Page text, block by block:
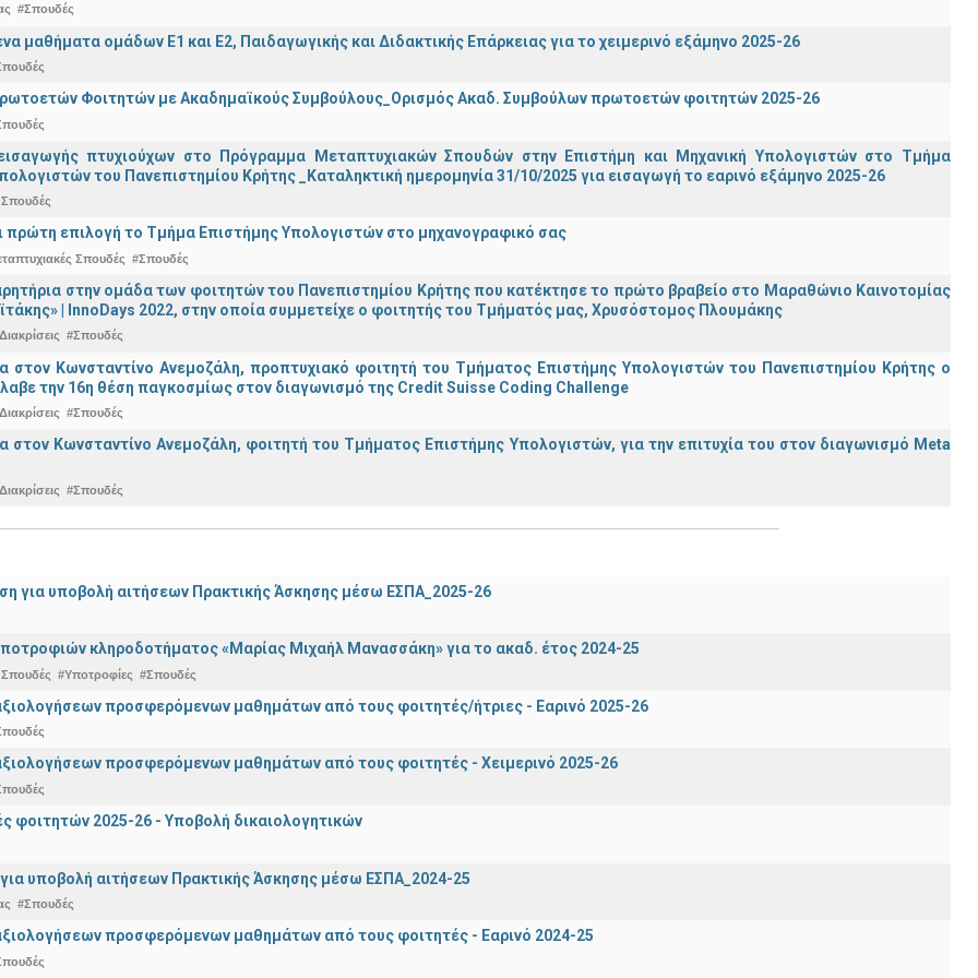
#Σπουδές
μαθήματα ομάδων Ε1 και Ε2, Παιδαγωγικής και Διδακτικής Επάρκειας για το χειμερινό εξάμηνο 2025-26
Φοιτητών με Ακαδημαϊκούς Συμβούλους_Ορισμός Ακαδ. Συμβούλων πρωτοετών φοιτητών 2025-26
πτυχιούχων στo Πρόγραμμα Μεταπτυχιακών Σπουδών στην Επιστήμη και Μηχανική Υπολογιστών στο Τμήμα
του Πανεπιστημίου Κρήτης _Καταληκτική ημερομηνία 31/10/2025 για εισαγωγή το εαρινό εξάμηνο 2025-26
Σπουδές
πρώτη επιλογή το Τμήμα Επιστήμης Υπολογιστών στο μηχανογραφικό σας
Σπουδές #Σπουδές
στην ομάδα των φοιτητών του Πανεπιστημίου Κρήτης που κατέκτησε το πρώτο βραβείο στο Μαραθώνιο Καινοτομίας
| InnoDays 2022, στην οποία συμμετείχε ο φοιτητής του Τμήματός μας, Χρυσόστομος Πλουμάκης
#Σπουδές
στον Κωνσταντίνο Ανεμοζάλη, προπτυχιακό φοιτητή του Τμήματος Επιστήμης Υπολογιστών του Πανεπιστημίου Κρήτης ο
την 16η θέση παγκοσμίως στον διαγωνισμό της Credit Suisse Coding Challenge
#Σπουδές
στον Κωνσταντίνο Ανεμοζάλη, φοιτητή του Τμήματος Επιστήμης Υπολογιστών, για την επιτυχία του στον διαγωνισμό Meta
#Σπουδές
για υποβολή αιτήσεων Πρακτικής Άσκησης μέσω ΕΣΠΑ_2025-26
κληροδοτήματος «Μαρίας Μιχαήλ Μανασσάκη» για το ακαδ. έτος 2024-25
Σπουδές #Υποτροφίες #Σπουδές
προσφερόμενων μαθημάτων από τους φοιτητές/ήτριες - Εαρινό 2025-26
προσφερόμενων μαθημάτων από τους φοιτητές - Χειμερινό 2025-26
φοιτητών 2025-26 - Υποβολή δικαιολογητικών
υποβολή αιτήσεων Πρακτικής Άσκησης μέσω ΕΣΠΑ_2024-25
#Σπουδές
προσφερόμενων μαθημάτων από τους φοιτητές - Εαρινό 2024-25